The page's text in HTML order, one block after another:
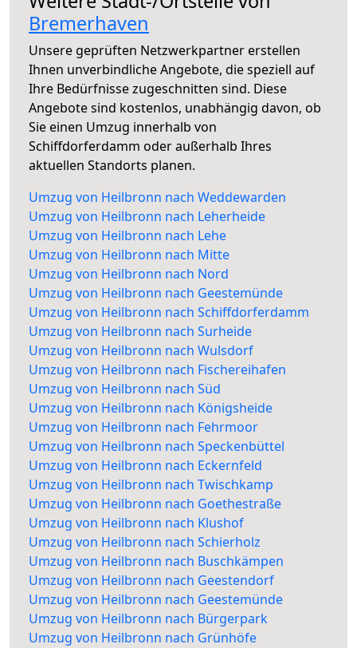
Bremerhaven
Unsere geprüften Netzwerkpartner erstellen
Ihnen unverbindliche Angebote, die speziell auf
Ihre Bedürfnisse zugeschnitten sind. Diese
Angebote sind kostenlos, unabhängig davon, ob
Sie einen Umzug innerhalb von
Schiffdorferdamm oder außerhalb Ihres
aktuellen Standorts planen.
Umzug von Heilbronn nach Weddewarden
Umzug von Heilbronn nach Leherheide
Umzug von Heilbronn nach Lehe
Umzug von Heilbronn nach Mitte
Umzug von Heilbronn nach Nord
Umzug von Heilbronn nach Geestemünde
Umzug von Heilbronn nach Schiffdorferdamm
Umzug von Heilbronn nach Surheide
Umzug von Heilbronn nach Wulsdorf
Umzug von Heilbronn nach Fischereihafen
Umzug von Heilbronn nach Süd
Umzug von Heilbronn nach Königsheide
Umzug von Heilbronn nach Fehrmoor
Umzug von Heilbronn nach Speckenbüttel
Umzug von Heilbronn nach Eckernfeld
Umzug von Heilbronn nach Twischkamp
Umzug von Heilbronn nach Goethestraße
Umzug von Heilbronn nach Klushof
Umzug von Heilbronn nach Schierholz
Umzug von Heilbronn nach Buschkämpen
Umzug von Heilbronn nach Geestendorf
Umzug von Heilbronn nach Geestemünde
Umzug von Heilbronn nach Bürgerpark
Umzug von Heilbronn nach Grünhöfe